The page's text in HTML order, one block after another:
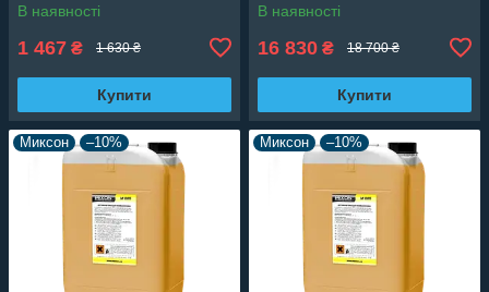
В наявності
1 467 ₴ 1 630 ₴
Купити
В наявності
16 830 ₴ 18 700 ₴
Купити
Миксон –10% Миксон –10%